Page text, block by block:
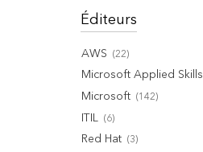
Éditeurs
AWS (22)
Microsoft Applied Skills
Microsoft (142)
ITIL (6)
Red Hat (3)